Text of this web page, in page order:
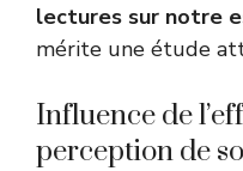
lectures sur notre
mérite une étude
Influence de
perception de